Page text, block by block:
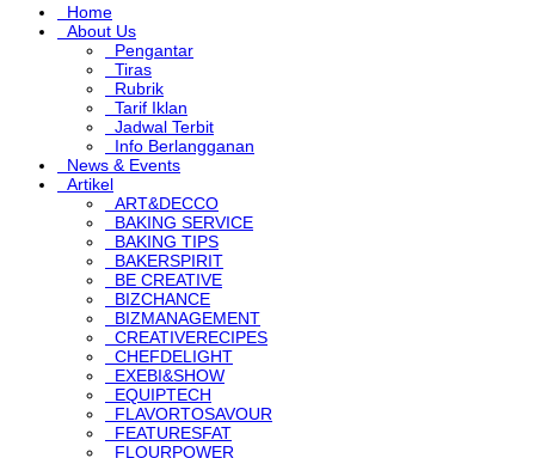
Home
About Us
Pengantar
Tiras
Rubrik
Tarif Iklan
Jadwal Terbit
Info Berlangganan
News & Events
Artikel
ART&DECCO
BAKING SERVICE
BAKING TIPS
BAKERSPIRIT
BE CREATIVE
BIZCHANCE
BIZMANAGEMENT
CREATIVERECIPES
CHEFDELIGHT
EXEBI&SHOW
EQUIPTECH
FLAVORTOSAVOUR
FEATURESFAT
FLOURPOWER